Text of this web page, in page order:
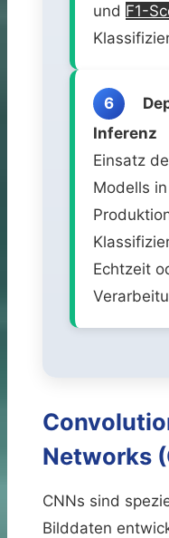
und F1-
6
Inferenz
Einsatz
Modells
Echtzeit
Networks
CNNs sind
Bilddaten